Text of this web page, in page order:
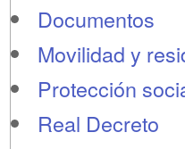
Documentos
Movilidad y
Protección
Real Decreto